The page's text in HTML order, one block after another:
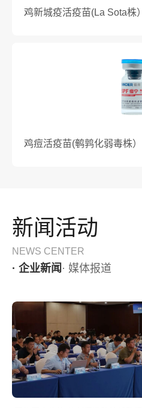
鸡新城疫活疫苗(La Sota株）
鸡痘活疫苗(鹌鹑化弱毒株）
新闻活动
NEWS CENTER
· 企业新闻 · 媒体报道